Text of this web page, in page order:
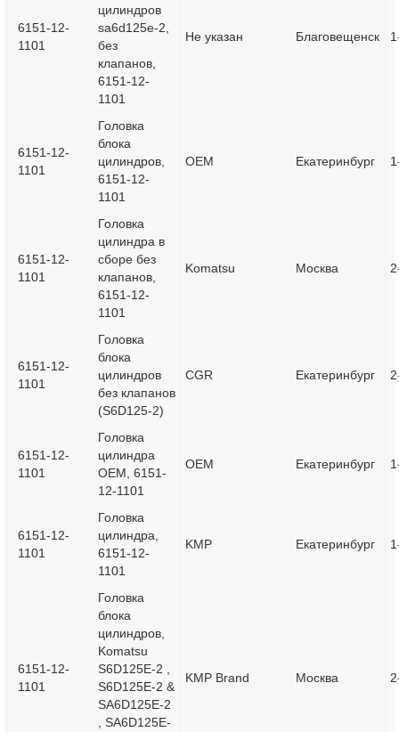
6151-12-
1101
цилиндров
sa6d125e-2,
без
клапанов,
6151-12-
1101
Не указан Благовещенск
6151-12-
1101
Головка
блока
цилиндров,
6151-12-
1101
OEM Екатеринбург
6151-12-
1101
Головка
цилиндра в
сборе без
клапанов,
6151-12-
1101
Komatsu Москва
6151-12-
1101
Головка
блока
цилиндров
без клапанов
(S6D125-2)
CGR Екатеринбург
6151-12-
1101
Головка
цилиндра
OEM, 6151-
12-1101
OEM Екатеринбург
6151-12-
1101
Головка
цилиндра,
6151-12-
1101
KMP Екатеринбург
6151-12-
1101
Головка
блока
цилиндров,
Komatsu
S6D125E-2 ,
S6D125E-2 &
SA6D125E-2
, SA6D125E-
KMP Brand Москва